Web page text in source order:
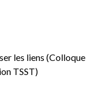
les liens (Colloque
TSST)